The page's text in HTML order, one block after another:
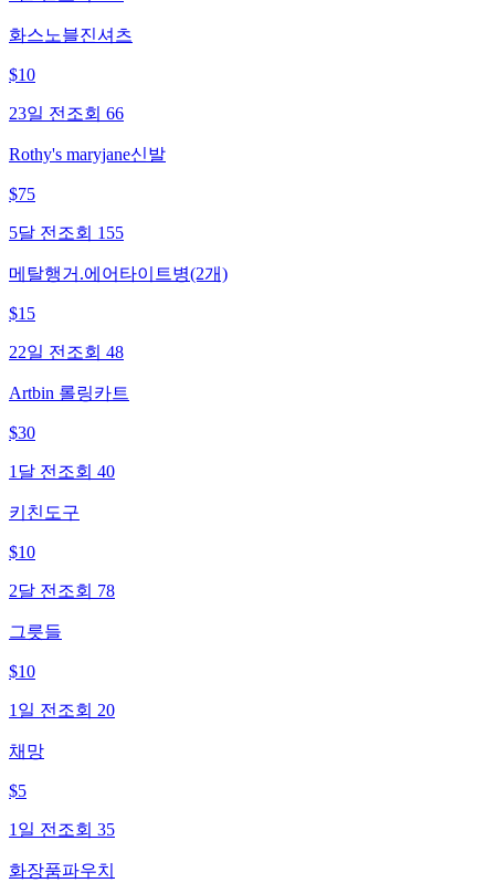
화스노블진셔츠
$10
23일 전 조회 66
Rothy's maryjane신발
$75
5달 전 조회 155
메탈행거.에어타이트병(2개)
$15
22일 전 조회 48
Artbin 롤링카트
$30
1달 전 조회 40
키친도구
$10
2달 전 조회 78
그릇들
$10
1일 전 조회 20
채망
$5
1일 전 조회 35
화장품파우치